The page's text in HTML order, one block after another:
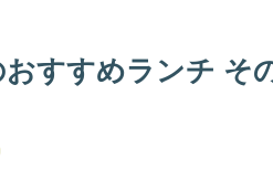
おすすめランチ そ